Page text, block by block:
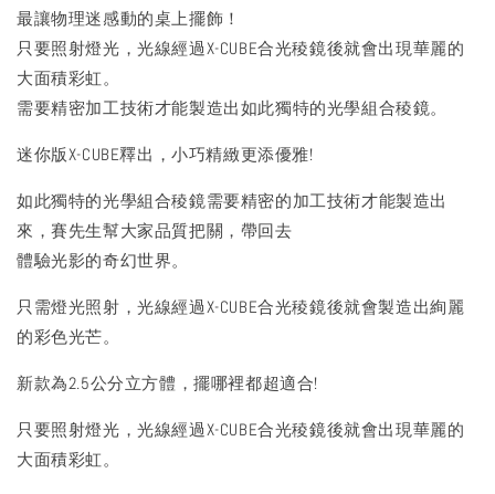
最讓物理迷感動的桌上擺飾！
只要照射燈光，光線經過X-CUBE合光稜鏡後就會出現華麗的
大面積彩虹。
需要精密加工技術才能製造出如此獨特的光學組合稜鏡。
迷你版X-CUBE釋出，小巧精緻更添優雅!
如此獨特的光學組合稜鏡需要精密的加工技術才能製造出
來，賽先生幫大家品質把關，帶回去
體驗光影的奇幻世界。
只需燈光照射，光線經過X-CUBE合光稜鏡後就會製造出絢麗
的彩色光芒。
新款為2.5公分立方體，擺哪裡都超適合!
只要照射燈光，光線經過X-CUBE合光稜鏡後就會出現華麗的
大面積彩虹。